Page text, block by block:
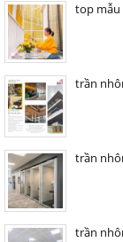
top
trần
trần
trần